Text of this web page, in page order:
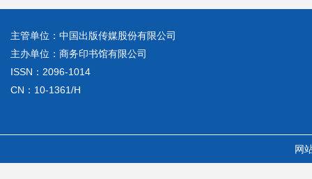
主管单位：中国出版传媒股份有限公司
主办单位：商务印书馆有限公司
ISSN：2096-1014
CN：10-1361/H
网